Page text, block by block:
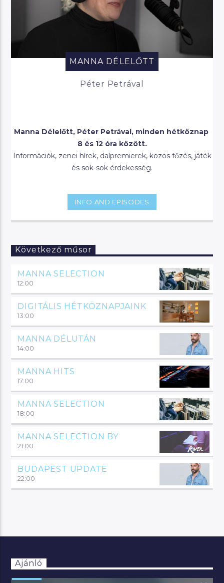
MANNA DÉLELŐTT
Péter Petrával
Manna Délelőtt, Péter Petrával, minden hétköznap
8 és 12 óra között.
Információk, zenei hírek, dalpremierek, közös főzés, játék
és sok-sok érdekesség.
INFO AND EPISODES
Következő műsor
MANNA SELECTION
12:00
DIGITÁLIS HÉTKÖZNAPJAINK
13:00
MANNA DÉLUTÁN
14:00
MANNA HITS
17:00
MANNA SELECTION
18:00
MANNA SELECTION BY
21:00
BUDAPEST UPDATE
22:00
Ajánló